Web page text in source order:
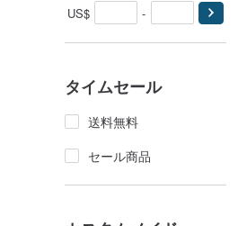
US$ -
タイムセール
送料無料
セール商品